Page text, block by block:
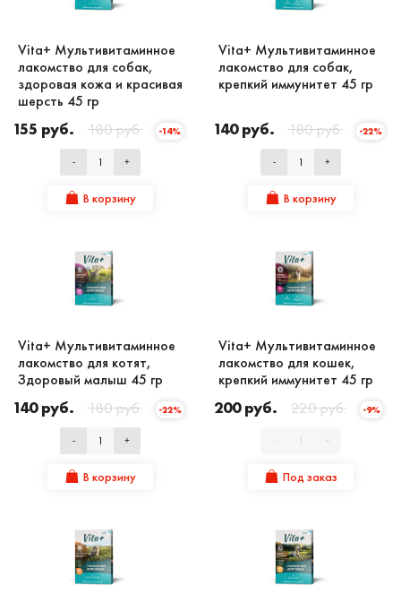
Vita+ Мультивитаминное
лакомство для собак,
здоровая кожа и красивая
шерсть 45 гр
155 руб. 180 руб. -14%
- +
В корзину
Vita+ Мультивитаминное
лакомство для собак,
крепкий иммунитет 45 гр
140 руб. 180 руб. -22%
- +
В корзину
Vita+ Мультивитаминное
лакомство для котят,
Здоровый малыш 45 гр
140 руб. 180 руб. -22%
- +
В корзину
Vita+ Мультивитаминное
лакомство для кошек,
крепкий иммунитет 45 гр
200 руб. 220 руб. -9%
- +
Под заказ